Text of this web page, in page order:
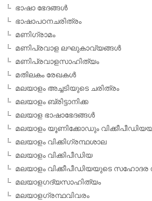
ഭാഷാ ഭേദങ്ങള്‍
ഭാഷാപഠനചരിത്രം
മണിഗ്രാമം
മണിപ്രവാള ലഘുകാവ്യങ്ങള്‍
മണിപ്രവാളസാഹിത്യം
മതിലകം രേഖകള്‍
മലയാളം അച്ചടിയുടെ ചരിത്രം
മലയാളം ബ്രിട്ടാനിക്ക
മലയാള ഭാഷാഭേദങ്ങള്‍
മലയാളം യൂണിക്കോഡും
മലയാളം വിക്കിഗ്രന്ഥശാല
മലയാളം വിക്കിപീഡിയ
മലയാളം വിക്കീപീഡിയയുടെ സഹോദര
മലയാളഗദ്യസാഹിത്യം
മലയാളഗ്രന്ഥവിവരം